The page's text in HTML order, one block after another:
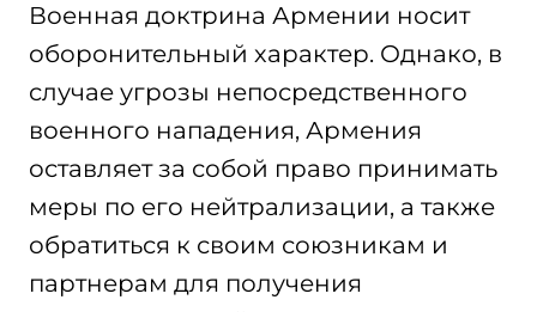
Военная доктрина Армении носит
оборонительный характер. Однако, в
случае угрозы непосредственного
военного нападения, Армения
оставляет за собой право принимать
меры по его нейтрализации, а также
обратиться к своим союзникам и
партнерам для получения